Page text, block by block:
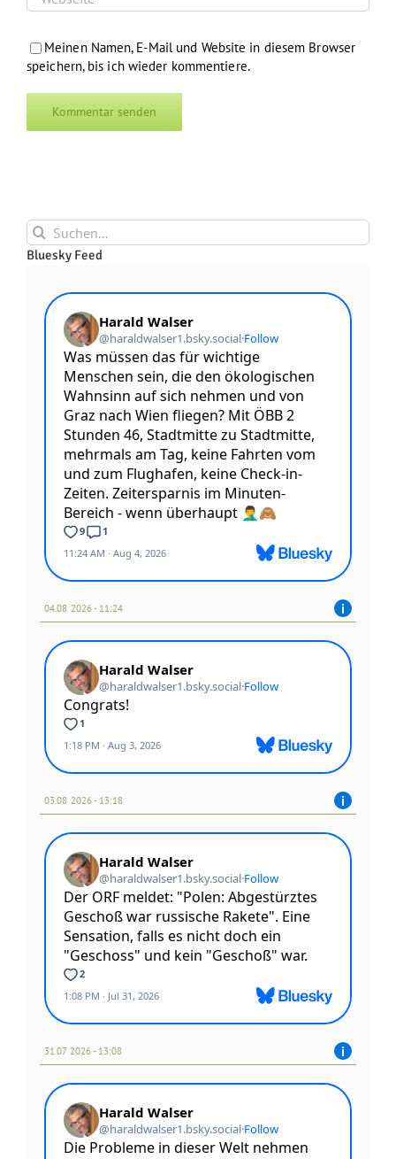
Meinen Namen, E-Mail und Website in diesem Browser
speichern, bis ich wieder kommentiere.
Suche
nach:
Bluesky Feed
04.08 2026 - 11:24
03.08 2026 - 13:18
31.07 2026 - 13:08